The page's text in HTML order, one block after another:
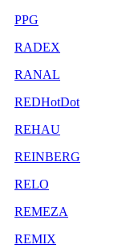
PPG
RADEX
RANAL
REDHotDot
REHAU
REINBERG
RELO
REMEZA
REMIX